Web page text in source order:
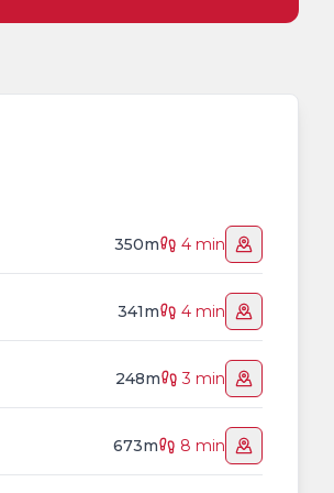
350m 4 min
341m 4 min
248m 3 min
673m 8 min